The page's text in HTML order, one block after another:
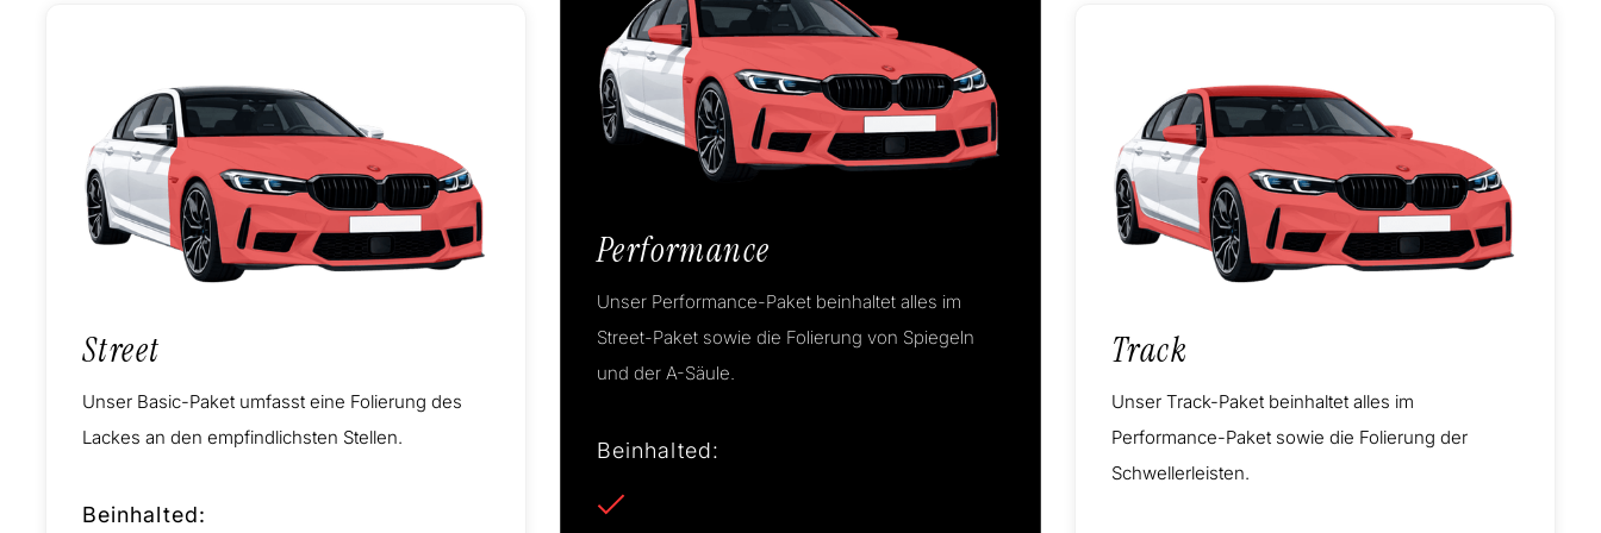
Street
Unser Basic-Paket umfasst eine Folierung des
Lackes an den empfindlichsten Stellen.
Beinhalted:
Performance
Unser Performance-Paket beinhaltet alles im
Street-Paket sowie die Folierung von Spiegeln
und der A-Säule.
Beinhalted:
Track
Unser Track-Paket beinhaltet alles im
Performance-Paket sowie die Folierung der
Schwellerleisten.